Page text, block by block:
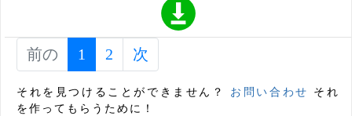
前の 1 (current)
2 次
それを見つけることができません？ お問い合わせ
それ
を作ってもらうために！